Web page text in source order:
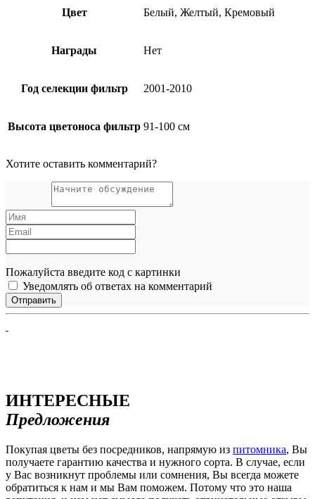
Цвет Белый, Желтый, Кремовый
Награды Нет
Год селекции фильтр 2001-2010
Высота цветоноса фильтр 91-100 см
Хотите оставить комментарий?
Пожалуйста введите код с картинки
Уведомлять об ответах на комментарий
ИНТЕРЕСНЫЕ
Предложения
Покупая цветы без посредников, напрямую из питомника, Вы
получаете гарантию качества и нужного сорта. В случае, если
у Вас возникнут проблемы или сомнения, Вы всегда можете
обратиться к нам и мы Вам поможем. Потому что это наша